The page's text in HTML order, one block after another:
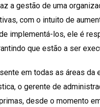
a gestão de uma
com o intuito de
implementá-los, ele é
que estão a ser
em todas as áreas da
o gerente de
desde o momento